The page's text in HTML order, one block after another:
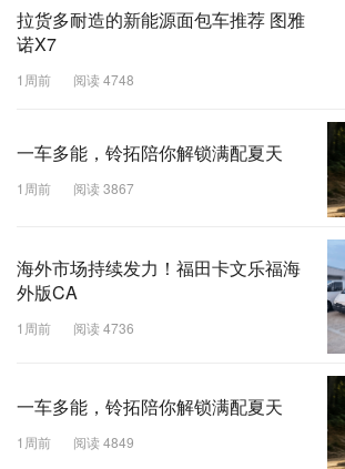
拉货多耐造的新能源面包车推荐 图雅
诺X7
1周前 阅读 4748
一车多能，铃拓陪你解锁满配夏天
1周前 阅读 3867
海外市场持续发力！福田卡文乐福海
外版CA
1周前 阅读 4736
一车多能，铃拓陪你解锁满配夏天
1周前 阅读 4849